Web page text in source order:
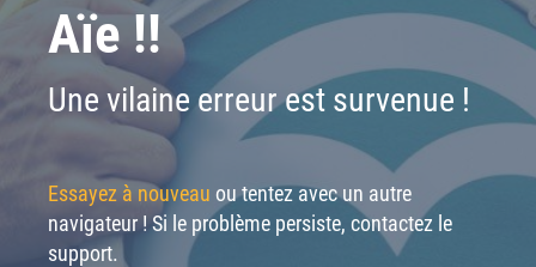
Aïe !!
Une vilaine erreur est survenue !
Essayez à nouveau ou tentez avec un autre
navigateur ! Si le problème persiste, contactez le
support.